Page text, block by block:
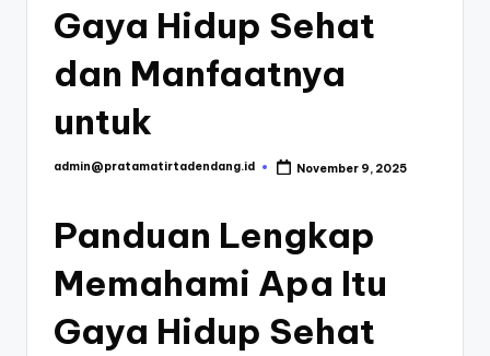
Gaya Hidup Sehat
dan Manfaatnya
untuk
Posted
admin@pratamatirtadendang.id November 9, 2025
Panduan Lengkap
Memahami Apa Itu
Gaya Hidup Sehat